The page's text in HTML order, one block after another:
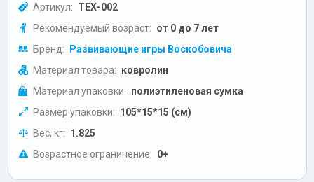
Артикул: ТЕХ-002
Рекомендуемый возраст: от 0 до 7 лет
Бренд: Развивающие игры Воскобовича
Материал товара: ковролин
Материал упаковки: полиэтиленовая сумка
Размер упаковки: 105*15*15 (см)
Вес, кг: 1.825
Возрастное ограничение: 0+